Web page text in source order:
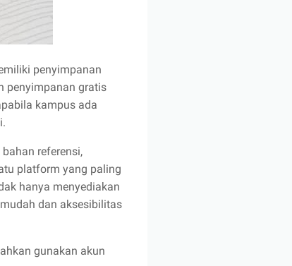
penyimpanan
penyimpanan gratis
kampus ada
referensi,
platform yang paling
hanya menyediakan
dan aksesibilitas
gunakan akun